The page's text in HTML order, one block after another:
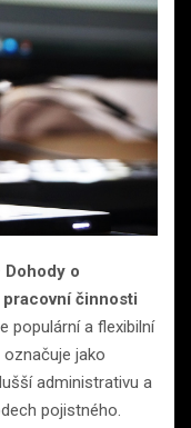
Dohody o
pracovní činnosti
populární a flexibilní
jako
administrativu a
pojistného.